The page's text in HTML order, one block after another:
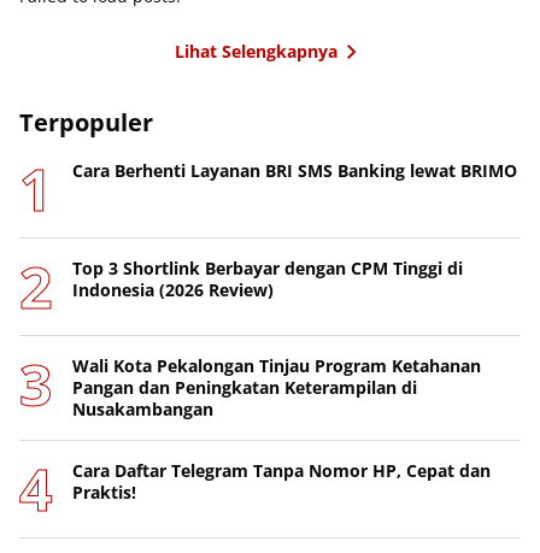
Lihat Selengkapnya
Terpopuler
Cara Berhenti Layanan BRI SMS Banking lewat BRIMO
Top 3 Shortlink Berbayar dengan CPM Tinggi di
Indonesia (2026 Review)
Wali Kota Pekalongan Tinjau Program Ketahanan
Pangan dan Peningkatan Keterampilan di
Nusakambangan
Cara Daftar Telegram Tanpa Nomor HP, Cepat dan
Praktis!